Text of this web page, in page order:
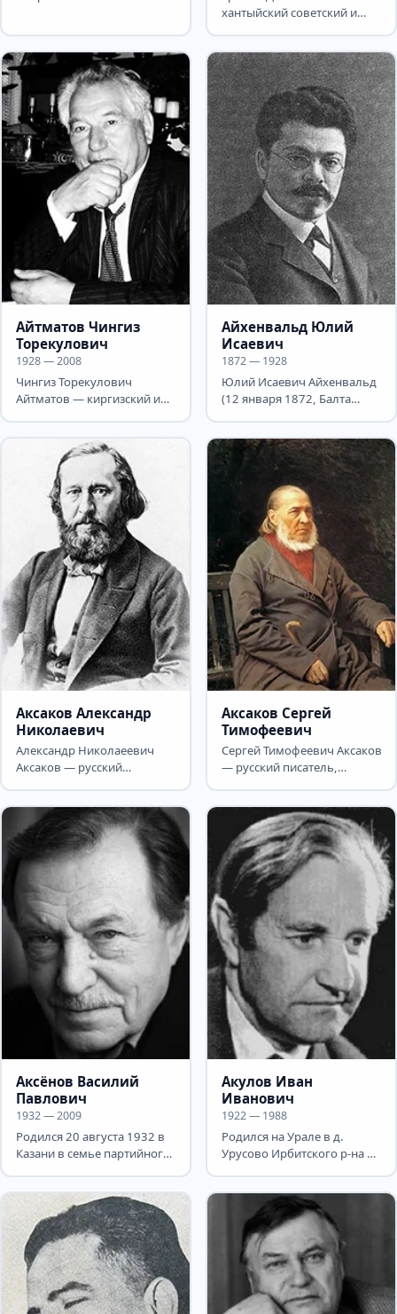
хантыйский советский и
советник...
Айтматов Чингиз
Торекулович
1928 — 2008
Чингиз Торекулович
Айтматов — киргизский и
Киргизской ССР...
Айхенвальд Юлий
Исаевич
1872 — 1928
Юлий Исаевич Айхенвальд
(12 января 1872, Балта
Аксаков Александр
Николаевич
Александр Николаеевич
Аксаков — русский
Аксаковых,...
Аксаков Сергей
Тимофеевич
Сергей Тимофеевич Аксаков
— русский писатель,
Аксёнов Василий
Павлович
1932 — 2009
Родился 20 августа 1932 в
Казани в семье партийного
Акулов Иван
Иванович
1922 — 1988
Родился на Урале в д.
Урусово Ирбитского р-на в